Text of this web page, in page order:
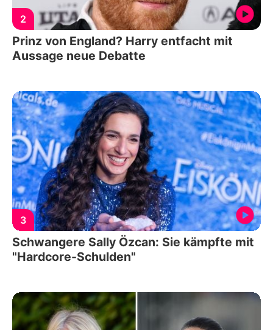
2
Prinz von England? Harry entfacht mit
Aussage neue Debatte
3
Schwangere Sally Özcan: Sie kämpfte mit
"Hardcore-Schulden"